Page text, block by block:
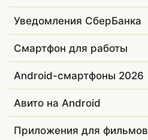
Уведомления СберБанка
Смартфон для работы
Android-смартфоны 2026
Авито на Android
Приложения для фильмов